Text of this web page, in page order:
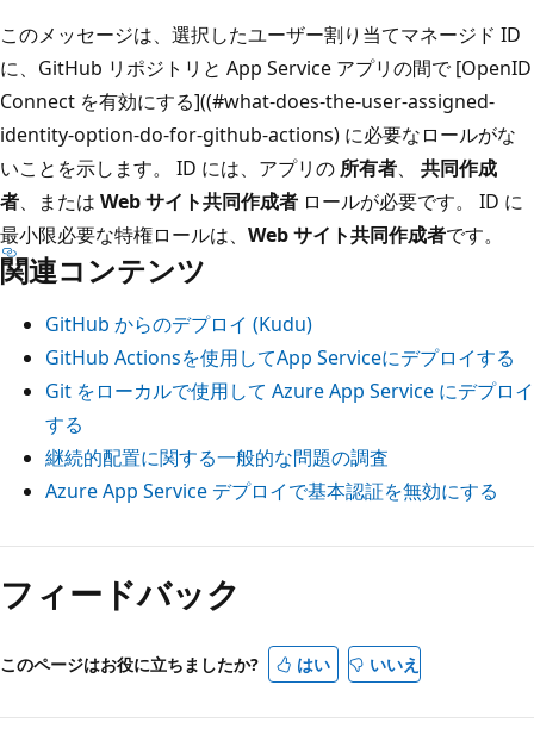
このメッセージは、選択したユーザー割り当てマネージド ID
に、GitHub リポジトリと App Service アプリの間で [OpenID
Connect を有効にする]((#what-does-the-user-assigned-
identity-option-do-for-github-actions) に必要なロールがな
いことを示します。 ID には、アプリの 所有者、 共同作成
者、または Web サイト共同作成者 ロールが必要です。 ID に
最小限必要な特権ロールは、 Web サイト共同作成者です。
関連コンテンツ
GitHub からのデプロイ (Kudu)
GitHub Actionsを使用してApp Serviceにデプロイする
Git をローカルで使用して Azure App Service にデプロイ
する
継続的配置に関する一般的な問題の調査
Azure App Service デプロイで基本認証を無効にする
フィードバック
このページはお役に立ちましたか? はい いいえ